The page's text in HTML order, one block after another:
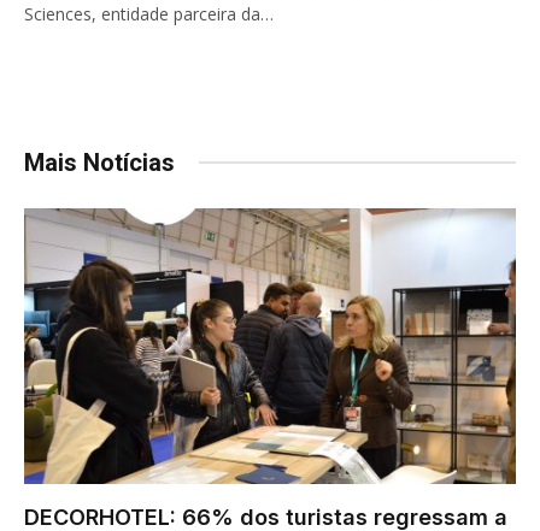
Sciences, entidade parceira da…
Mais Notícias
DECORHOTEL: 66% dos turistas regressam a